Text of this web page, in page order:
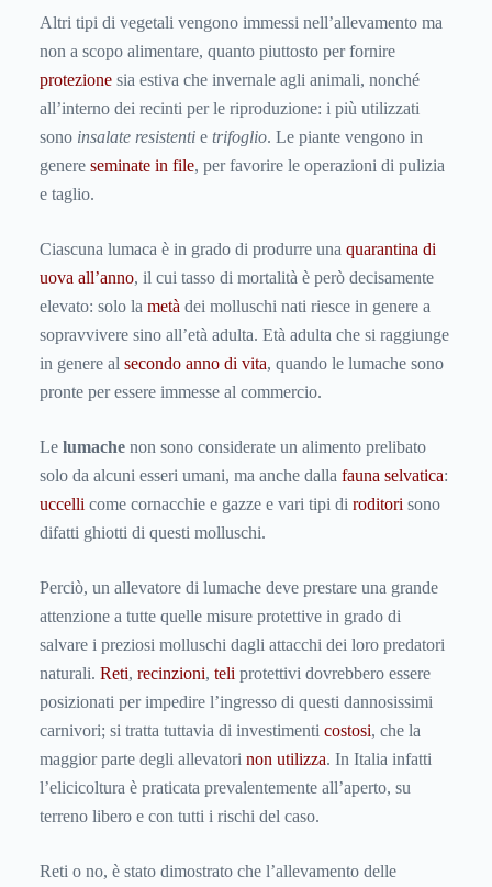
Altri tipi di vegetali vengono immessi nell’allevamento ma
non a scopo alimentare, quanto piuttosto per fornire
protezione sia estiva che invernale agli animali, nonché
all’interno dei recinti per le riproduzione: i più utilizzati
sono insalate resistenti e trifoglio. Le piante vengono in
genere seminate in file, per favorire le operazioni di pulizia
e taglio.
Ciascuna lumaca è in grado di produrre una quarantina di
uova all’anno, il cui tasso di mortalità è però decisamente
elevato: solo la metà dei molluschi nati riesce in genere a
sopravvivere sino all’età adulta. Età adulta che si raggiunge
in genere al secondo anno di vita, quando le lumache sono
pronte per essere immesse al commercio.
Le lumache non sono considerate un alimento prelibato
solo da alcuni esseri umani, ma anche dalla fauna selvatica:
uccelli come cornacchie e gazze e vari tipi di roditori sono
difatti ghiotti di questi molluschi.
Perciò, un allevatore di lumache deve prestare una grande
attenzione a tutte quelle misure protettive in grado di
salvare i preziosi molluschi dagli attacchi dei loro predatori
naturali. Reti, recinzioni, teli protettivi dovrebbero essere
posizionati per impedire l’ingresso di questi dannosissimi
carnivori; si tratta tuttavia di investimenti costosi, che la
maggior parte degli allevatori non utilizza. In Italia infatti
l’elicicoltura è praticata prevalentemente all’aperto, su
terreno libero e con tutti i rischi del caso.
Reti o no, è stato dimostrato che l’allevamento delle